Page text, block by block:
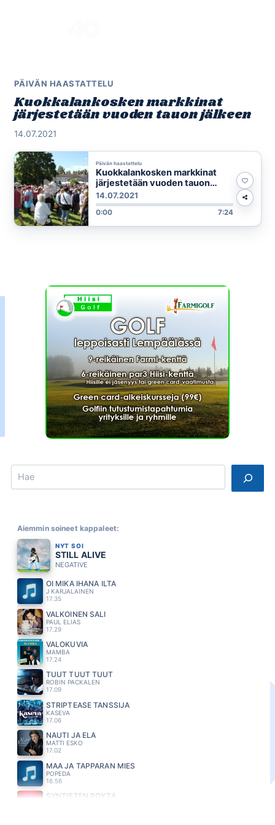
PÄIVÄN HAASTATTELU
Kuokkalankosken markkinat
järjestetään vuoden tauon jälkeen
14.07.2021
Päivän haastattelu
Kuokkalankosken markkinat
järjestetään vuoden tauon
jälkeen
14.07.2021
0:00 7:24
Search
Aiemmin soineet kappaleet:
NYT SOI
STILL ALIVE
NEGATIVE
OI MIKÄ IHANA ILTA
J KARJALAINEN
17.35
VALKOINEN SALI
PAUL ELIAS
17.29
VALOKUVIA
MAMBA
17.24
TUUT TUUT TUUT
ROBIN PACKALEN
17.09
STRIPTEASE TANSSIJA
KASEVA
17.06
NAUTI JA ELÄ
MATTI ESKO
17.02
MÄÄ JA TAPPARAN MIES
POPEDA
16.56
SYNTISTEN PÖYTÄ